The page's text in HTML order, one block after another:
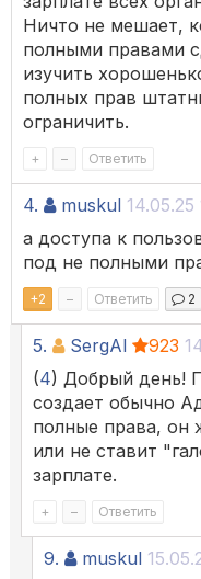
Ничто не мешает,
полными правами
изучить
полных прав
ограничить.
+ – Ответить
4. muskul 14.05.25
а доступа к
под не полными
+2 – Ответить 2
5. SergAl 923
(4) Добрый день!
создает обычно
полные права, он
или не ставит
зарплате.
+ – Ответить
9. muskul